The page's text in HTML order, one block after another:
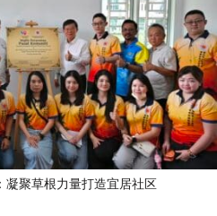
凝聚草根力量打造宜居社区